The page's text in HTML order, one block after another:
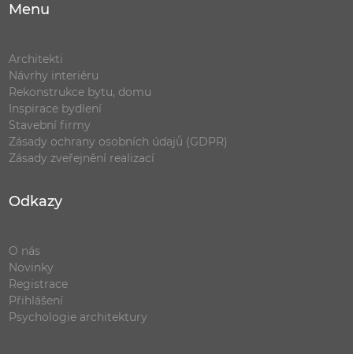
Menu
Architekti
Návrhy interiéru
Rekonstrukce bytu, domu
Inspirace bydlení
Stavební firmy
Zásady ochrany osobních údajů (GDPR)
Zásady zveřejnění realizací
Odkazy
O nás
Novinky
Registrace
Přihlášení
Psychologie architektury